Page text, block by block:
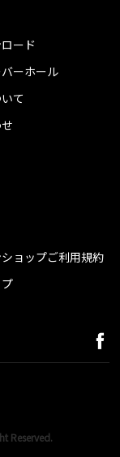
ード
ーホール
て
ョップご利用規約
Reserved.